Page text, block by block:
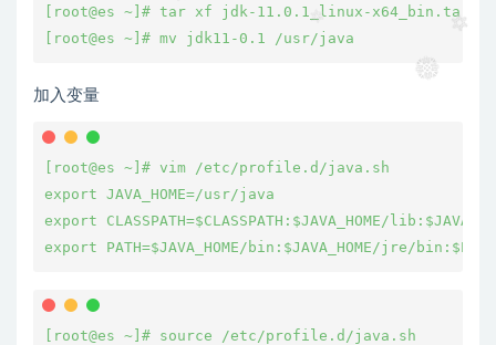
[root@es ~]# tar xf jdk-11.0.1_linux-
[root@es ~]# mv jdk11-0.1 /usr/java
加入变量
[root@es ~]# vim /etc/profile.d/java.sh
export JAVA_HOME=/usr/java
export CLASSPATH=$CLASSPATH:$JAVA_HOME/
export PATH=$JAVA_HOME/bin:$JAVA_HOME/jre/bin:$PATH
[root@es ~]# source /etc/profile.d/java.sh